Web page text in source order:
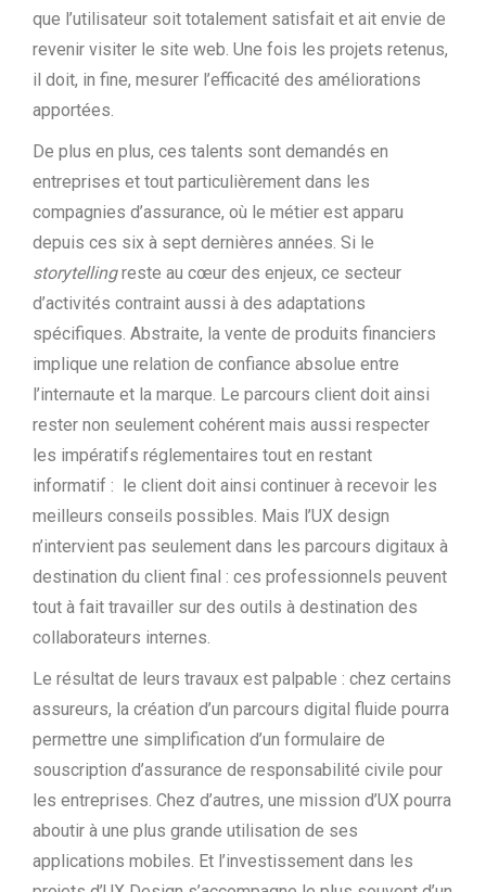
que l’utilisateur soit totalement satisfait et ait envie de
revenir visiter le site web. Une fois les projets retenus,
il doit, in fine, mesurer l’efficacité des améliorations
apportées.
De plus en plus, ces talents sont demandés en
entreprises et tout particulièrement dans les
compagnies d’assurance, où le métier est apparu
depuis ces six à sept dernières années. Si le
storytellingreste au cœur des enjeux, ce secteur
d’activités contraint aussi à des adaptations
spécifiques. Abstraite, la vente de produits financiers
implique une relation de confiance absolue entre
l’internaute et la marque. Le parcours client doit ainsi
rester non seulement cohérent mais aussi respecter
les impératifs réglementaires tout en restant
informatif : le client doit ainsi continuer à recevoir les
meilleurs conseils possibles. Mais l’UX design
n’intervient pas seulement dans les parcours digitaux à
destination du client final : ces professionnels peuvent
tout à fait travailler sur des outils à destination des
collaborateurs internes.
Le résultat de leurs travaux est palpable : chez certains
assureurs, la création d’un parcours digital fluide pourra
permettre une simplification d’un formulaire de
souscription d’assurance de responsabilité civile pour
les entreprises. Chez d’autres, une mission d’UX pourra
aboutir à une plus grande utilisation de ses
applications mobiles. Et l’investissement dans les